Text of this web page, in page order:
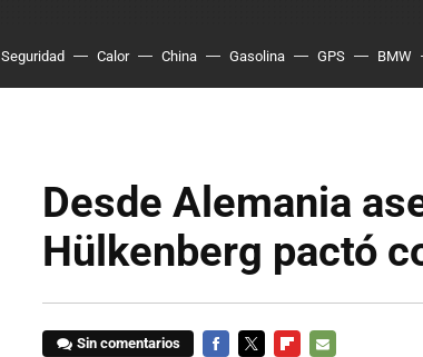
Seguridad Calor China Gasolina GPS BMW
Desde Alemania
Hülkenberg pactó
Sin comentarios